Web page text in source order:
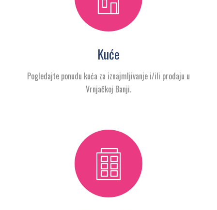
Kuće
Pogledajte ponudu kuća za iznajmljivanje i/ili prodaju u
Vrnjačkoj Banji.